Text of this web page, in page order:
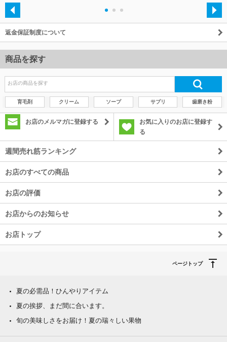
返金保証制度について
商品を探す
育毛剤 クリーム ソープ サプリ 歯磨き粉
お店のメルマガに登録する
お気に入りのお店に登録す
る
週間売れ筋ランキング
お店のすべての商品
お店の評価
お店からのお知らせ
お店トップ
ページトップ
夏の必需品！ひんやりアイテム
夏の挨拶、まだ間に合います。
旬の美味しさをお届け！夏の瑞々しい果物